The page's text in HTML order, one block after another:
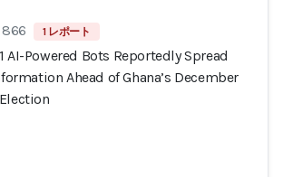
1 レポート
AI-Powered Bots Reportedly Spread
Ahead of Ghana’s December